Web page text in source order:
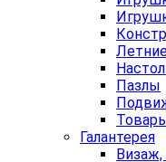
Пазлы
Галантерея